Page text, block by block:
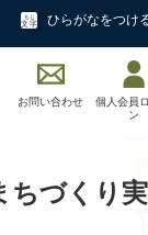
ひらがなをつけ
お問い合わせ
個人会員
ン
ちづくり